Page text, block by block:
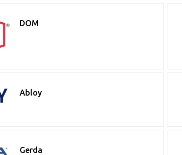
DOM
Abloy
Gerda